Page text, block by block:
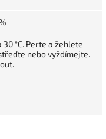
°C. Perte a žehlete
nebo vyždímejte.